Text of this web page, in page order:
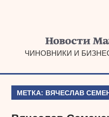
ЧИНОВНИКИ И
МЕТКА: ВЯЧЕСЛАВ